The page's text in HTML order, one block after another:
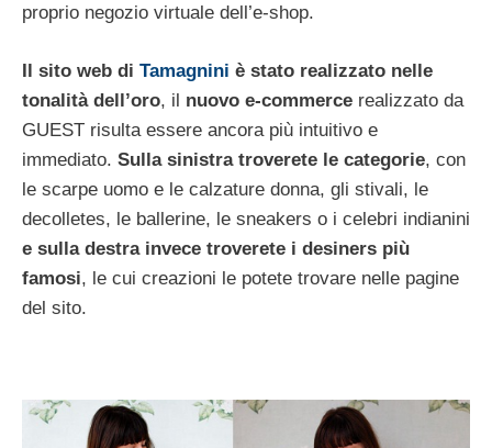
proprio negozio virtuale dell’e-shop.
Il sito web di Tamagnini è stato realizzato nelle
tonalità dell’oro, il nuovo e-commerce realizzato da
GUEST risulta essere ancora più intuitivo e
immediato. Sulla sinistra troverete le categorie, con
le scarpe uomo e le calzature donna, gli stivali, le
decolletes, le ballerine, le sneakers o i celebri indianini
e sulla destra invece troverete i desiners più
famosi, le cui creazioni le potete trovare nelle pagine
del sito.